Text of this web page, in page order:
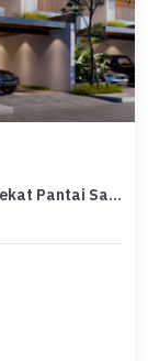
Dijual Villa Mewah Fasilitas Lengkap SHM Dekat Pantai Sanur Bali